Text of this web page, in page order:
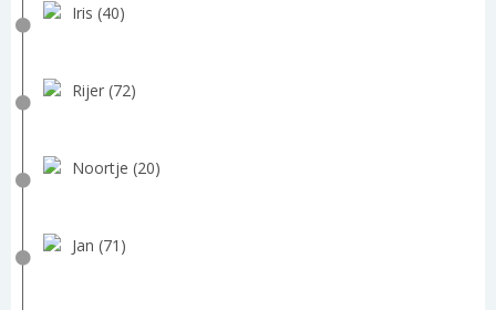
Iris (40)
Rijer (72)
Noortje (20)
Jan (71)